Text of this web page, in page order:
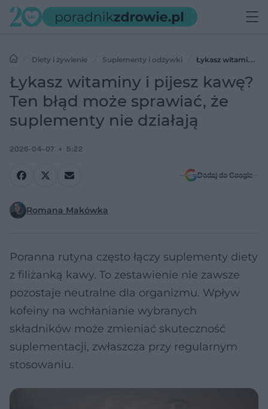
Diety i żywienie Suplementy i odżywki
Łykasz witaminy i
pijesz kawę? Ten błąd może sprawiać, że suplementy nie działają
Łykasz witaminy i pijesz kawę?
Ten błąd może sprawiać, że
suplementy nie działają
2026-04-07 5:22
Dodaj do Google
Romana Makówka
Poranna rutyna często łączy suplementy diety
z filiżanką kawy. To zestawienie nie zawsze
pozostaje neutralne dla organizmu. Wpływ
kofeiny na wchłanianie wybranych
składników może zmieniać skuteczność
suplementacji, zwłaszcza przy regularnym
stosowaniu.